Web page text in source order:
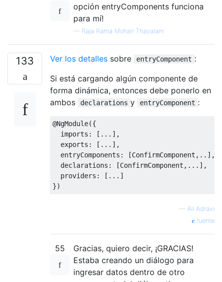
opción entryComponents funciona
para mí!
— Raja Rama Mohan Thavalam
133 Ver los detalles sobre entryComponent :
Si está cargando algún componente de
forma dinámica, entonces debe ponerlo en
ambos
declarations y entryComponent :
@NgModule({
  imports
:
[...],
  exports
:
[...],
  entryComponents
: [ConfirmComponent ,..],
  declarations
: [ConfirmComponent ,...],
  providers
:
[...]
})
— Ali Adravi
fuente
55
Gracias, quiero decir, ¡GRACIAS!
Estaba creando un diálogo para
ingresar datos dentro de otro